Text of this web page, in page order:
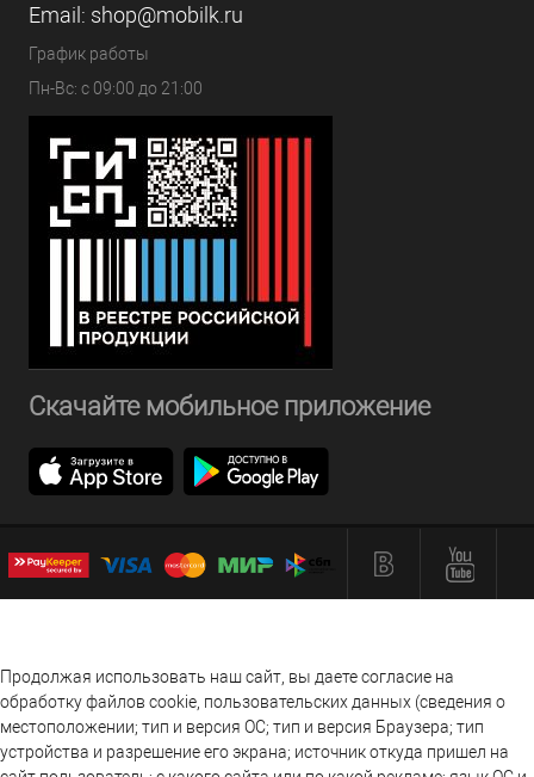
Email: shop@mobilk.ru
График работы
Пн-Вс: с 09:00 до 21:00
Скачайте мобильное приложение
Продолжая использовать наш сайт, вы даете согласие на
обработку файлов cookie, пользовательских данных (сведения о
местоположении; тип и версия ОС; тип и версия Браузера; тип
устройства и разрешение его экрана; источник откуда пришел на